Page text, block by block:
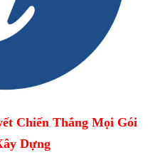
Chiến Thắng Mọi Gói
Dựng